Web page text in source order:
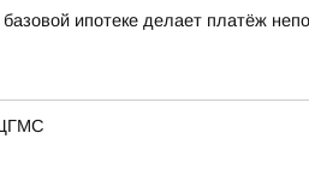
базовой ипотеке делает платёж
ЦГМС